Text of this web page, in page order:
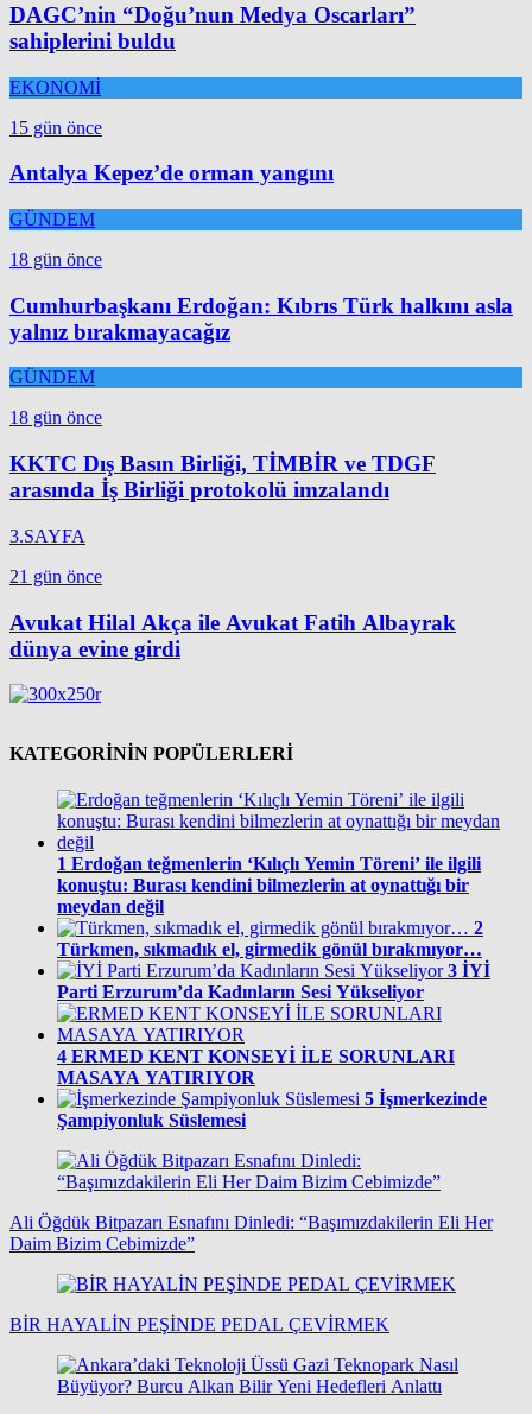
DAGC’nin “Doğu’nun Medya Oscarları”
sahiplerini buldu
EKONOMİ
15 gün önce
Antalya Kepez’de orman yangını
GÜNDEM
18 gün önce
Cumhurbaşkanı Erdoğan: Kıbrıs Türk halkını asla
yalnız bırakmayacağız
GÜNDEM
18 gün önce
KKTC Dış Basın Birliği, TİMBİR ve TDGF
arasında İş Birliği protokolü imzalandı
3.SAYFA
21 gün önce
Avukat Hilal Akça ile Avukat Fatih Albayrak
dünya evine girdi
KATEGORİNİN POPÜLERLERİ
1 Erdoğan teğmenlerin ‘Kılıçlı Yemin Töreni’ ile ilgili
konuştu: Burası kendini bilmezlerin at oynattığı bir
meydan değil
2
Türkmen, sıkmadık el, girmedik gönül bırakmıyor…
3 İYİ
Parti Erzurum’da Kadınların Sesi Yükseliyor
4 ERMED KENT KONSEYİ İLE SORUNLARI
MASAYA YATIRIYOR
5 İşmerkezinde
Şampiyonluk Süslemesi
Ali Öğdük Bitpazarı Esnafını Dinledi: “Başımızdakilerin Eli Her
Daim Bizim Cebimizde”
BİR HAYALİN PEŞİNDE PEDAL ÇEVİRMEK